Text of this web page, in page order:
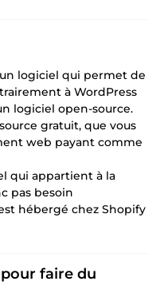
logiciel qui permet de
à WordPress
logiciel open-source.
gratuit, que vous
web payant comme
qui appartient à la
pas besoin
hébergé chez Shopify
faire du